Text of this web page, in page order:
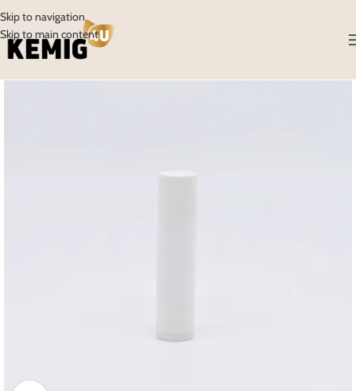
Skip to navigation
Skip to main content